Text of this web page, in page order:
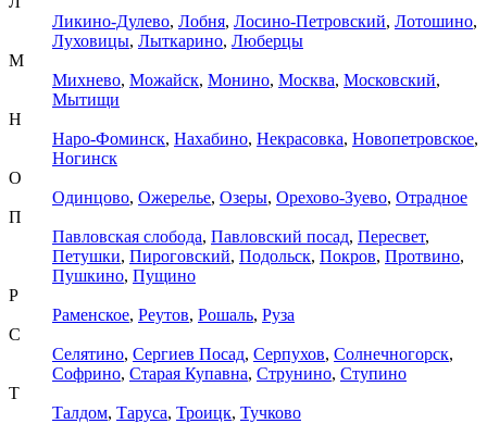
Ликино-Дулево, Лобня, Лосино-Петровский, Лотошино,
Луховицы, Лыткарино, Люберцы
М
Михнево, Можайск, Монино, Москва, Московский,
Мытищи
Н
Наро-Фоминск, Нахабино, Некрасовка, Новопетровское,
Ногинск
О
Одинцово, Ожерелье, Озеры, Орехово-Зуево, Отрадное
П
Павловская слобода, Павловский посад, Пересвет,
Петушки, Пироговский, Подольск, Покров, Протвино,
Пушкино, Пущино
Р
Раменское, Реутов, Рошаль, Руза
С
Селятино, Сергиев Посад, Серпухов, Солнечногорск,
Софрино, Старая Купавна, Струнино, Ступино
Т
Талдом, Таруса, Троицк, Тучково